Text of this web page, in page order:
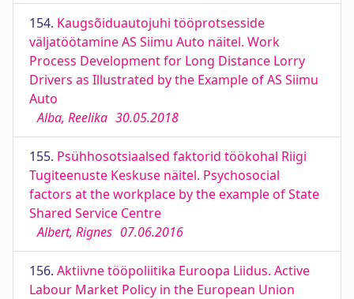
154. Kaugsõiduautojuhi tööprotsesside
väljatöötamine AS Siimu Auto näitel. Work
Process Development for Long Distance Lorry
Drivers as Illustrated by the Example of AS Siimu
Auto
Alba, Reelika 30.05.2018
155. Psühhosotsiaalsed faktorid töökohal Riigi
Tugiteenuste Keskuse näitel. Psychosocial
factors at the workplace by the example of State
Shared Service Centre
Albert, Rignes 07.06.2016
156. Aktiivne tööpoliitika Euroopa Liidus. Active
Labour Market Policy in the European Union